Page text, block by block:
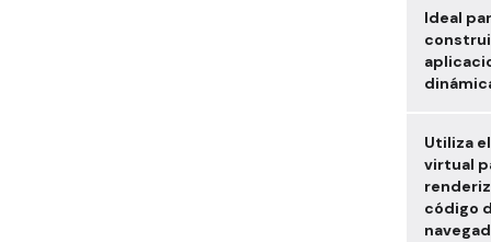
Ideal
Utiliza
virtual
código